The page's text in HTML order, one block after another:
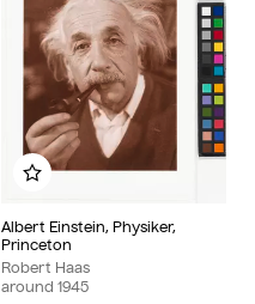
Albert Einstein, Physiker,
Princeton
Robert Haas
around 1945
Add to my album